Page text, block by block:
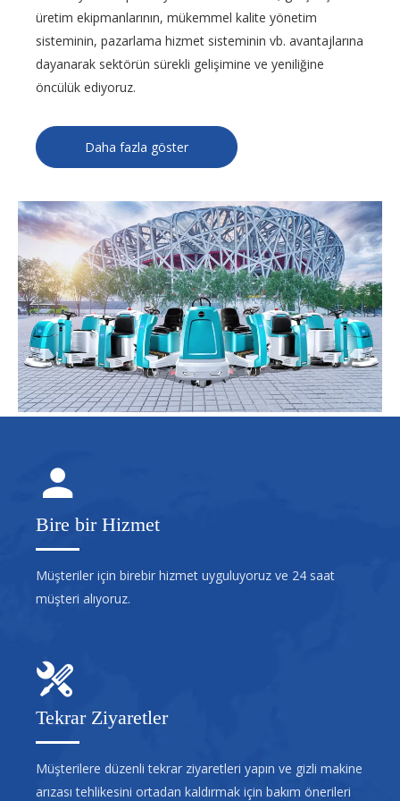
üretim ekipmanlarının, mükemmel kalite yönetim
sisteminin, pazarlama hizmet sisteminin vb. avantajlarına
dayanarak sektörün sürekli gelişimine ve yeniliğine
öncülük ediyoruz.
Daha fazla göster
Bire bir Hizmet
Müşteriler için birebir hizmet uyguluyoruz ve 24 saat
müşteri alıyoruz.
Tekrar Ziyaretler
Müşterilere düzenli tekrar ziyaretleri yapın ve gizli makine
arızası tehlikesini ortadan kaldırmak için bakım önerileri